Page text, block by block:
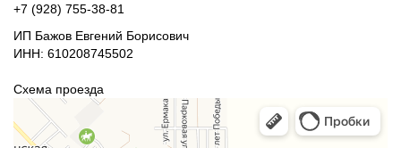
+7 (928) 755-38-81
ИП Бажов Евгений Борисович
ИНН: 610208745502
Схема проезда